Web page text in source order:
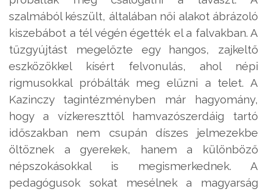
szalmából készült, általában női alakot ábrázoló
kiszebábot a tél végén égették el a falvakban. A
tűzgyújtást megelőzte egy hangos, zajkeltő
eszközökkel kísért felvonulás, ahol népi
rigmusokkal próbálták meg elűzni a telet. A
Kazinczy tagintézményben már hagyomány,
hogy a vízkereszttől hamvazószerdáig tartó
időszakban nem csupán díszes jelmezekbe
öltöznek a gyerekek, hanem a különböző
népszokásokkal is megismerkednek. A
pedagógusok sokat mesélnek a magyarság